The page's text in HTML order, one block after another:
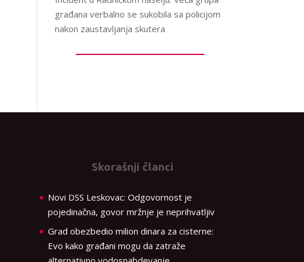
građana verbalno se sukobila sa policijom
nakon zaustavljanja skutera
Skorašnji članci
Novi DSS Leskovac: Odgovornost je
pojedinačna, govor mržnje je neprihvatljiv
Grad obezbedio milion dinara za cisterne:
Evo kako građani mogu da zatraže